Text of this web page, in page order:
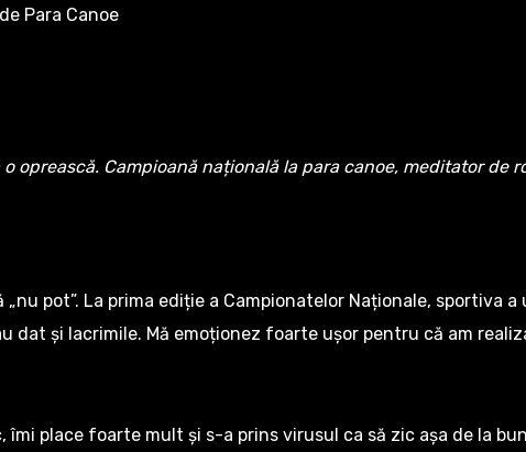
Campioană națională la para canoe, meditator de
pot”. La prima ediție a Campionatelor Naționale, sportiva
și lacrimile. Mă emoționez foarte ușor pentru că am
îmi place foarte mult și s-a prins virusul ca să zic așa de la